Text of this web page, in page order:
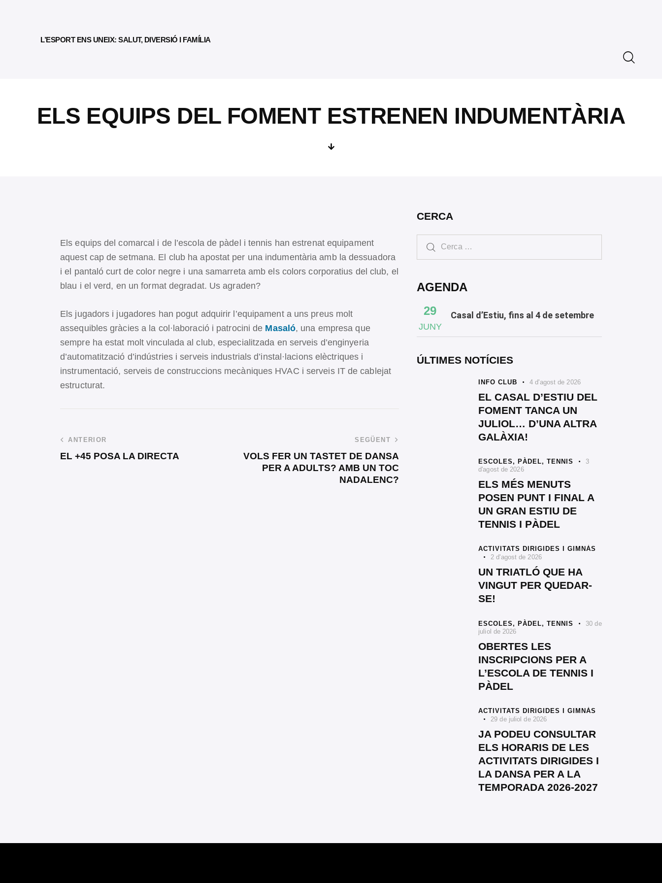
L’ESPORT ENS UNEIX: SALUT, DIVERSIÓ I FAMÍLIA
ELS EQUIPS DEL FOMENT ESTRENEN INDUMENTÀRIA
Els equips del comarcal i de l’escola de pàdel i tennis han estrenat equipament
aquest cap de setmana. El club ha apostat per una indumentària amb la dessuadora
i el pantaló curt de color negre i una samarreta amb els colors corporatius del club, el
blau i el verd, en un format degradat. Us agraden?
Els jugadors i jugadores han pogut adquirir l’equipament a uns preus molt
assequibles gràcies a la col·laboració i patrocini de Masaló, una empresa que
sempre ha estat molt vinculada al club, especialitzada en serveis d’enginyeria
d’automatització d’indústries i serveis industrials d’instal·lacions elèctriques i
instrumentació, serveis de construccions mecàniques HVAC i serveis IT de cablejat
estructurat.
ANTERIOR
EL +45 POSA LA DIRECTA
SEGÜENT
VOLS FER UN TASTET DE DANSA
PER A ADULTS? AMB UN TOC
NADALENC?
CERCA
AGENDA
29
JUNY
Casal d’Estiu, fins al 4 de setembre
ÚLTIMES NOTÍCIES
INFO CLUB 4 d'agost de 2026
EL CASAL D’ESTIU DEL
FOMENT TANCA UN
JULIOL… D’UNA ALTRA
GALÀXIA!
ESCOLES, PÀDEL,TENNIS
3
d'agost de 2026
ELS MÉS MENUTS
POSEN PUNT I FINAL A
UN GRAN ESTIU DE
TENNIS I PÀDEL
ACTIVITATS DIRIGIDES I GIMNÀS
2 d'agost de 2026
UN TRIATLÓ QUE HA
VINGUT PER QUEDAR-
SE!
ESCOLES, PÀDEL,TENNIS
30 de
juliol de 2026
OBERTES LES
INSCRIPCIONS PER A
L’ESCOLA DE TENNIS I
PÀDEL
ACTIVITATS DIRIGIDES I GIMNÀS
29 de juliol de 2026
JA PODEU CONSULTAR
ELS HORARIS DE LES
ACTIVITATS DIRIGIDES I
LA DANSA PER A LA
TEMPORADA 2026-2027